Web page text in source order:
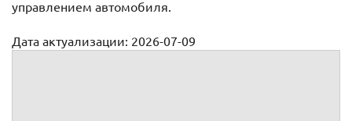
управлением автомобиля.
Дата актуализации: 2026-07-09